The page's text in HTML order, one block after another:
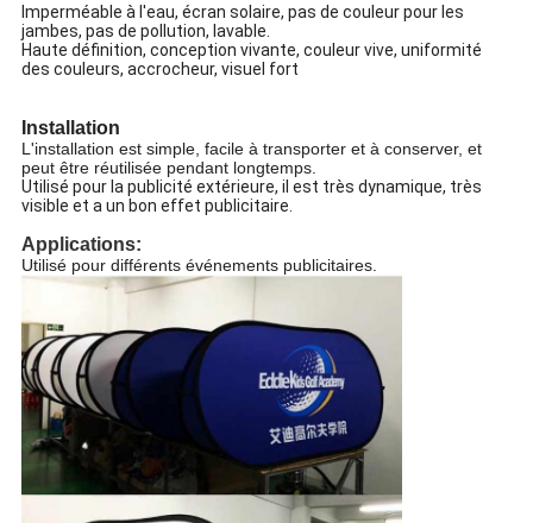
Imperméable à l'eau, écran solaire, pas de couleur pour les
jambes, pas de pollution, lavable.
Haute définition, conception vivante, couleur vive, uniformité
des couleurs, accrocheur, visuel fort
Installation
L'installation est simple, facile à transporter et à conserver, et
peut être réutilisée pendant longtemps.
Utilisé pour la publicité extérieure, il est très dynamique, très
visible et a un bon effet publicitaire.
Applications:
Utilisé pour différents événements publicitaires.